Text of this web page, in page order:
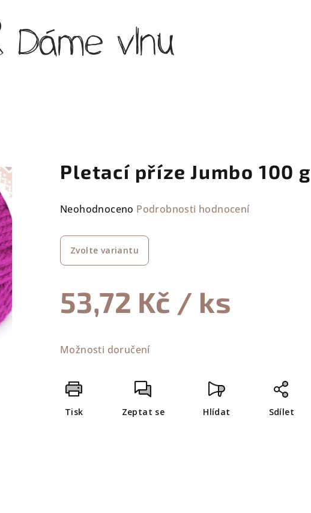
Pletací příze Jumbo 100 g
Průměrné
produktu
0,0
5
hvězdiček.
Neohodnoceno Podrobnosti hodnocení
Zvolte variantu
53,72 Kč / ks
cena:
Možnosti doručení
Tisk Zeptat se Hlídat Sdílet